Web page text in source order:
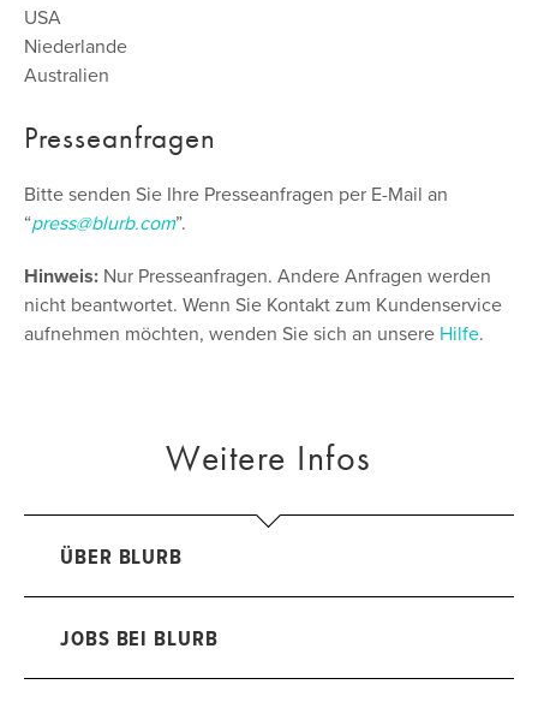
USA
Niederlande
Australien
Presseanfragen
Bitte senden Sie Ihre Presseanfragen per E-Mail an
“press@blurb.com”.
Hinweis: Nur Presseanfragen. Andere Anfragen werden
nicht beantwortet. Wenn Sie Kontakt zum Kundenservice
aufnehmen möchten, wenden Sie sich an unsere Hilfe.
Weitere Infos
ÜBER BLURB
JOBS BEI BLURB